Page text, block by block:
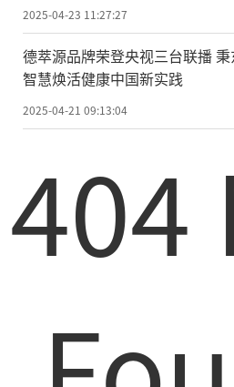
2025-04-23 11:27:27
德萃源品牌荣登央视三台联播 秉
智慧焕活健康中国新实践
2025-04-21 09:13:04
404